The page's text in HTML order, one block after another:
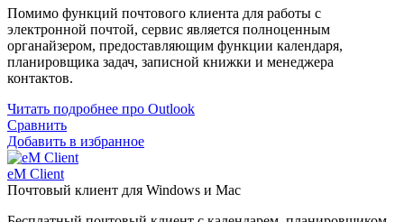
Помимо функций почтового клиента для работы с
электронной почтой, сервис является полноценным
органайзером, предоставляющим функции календаря,
планировщика задач, записной книжки и менеджера
контактов.
Читать подробнее про Outlook
Сравнить
Добавить в избранное
eM Client
Почтовый клиент для Windows и Mac